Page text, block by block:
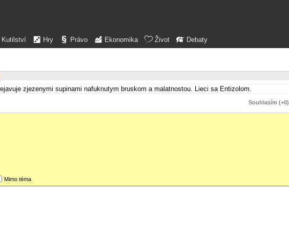
Kutilství Hry Právo Ekonomika Život Debaty
zjezenymi supinami nafuknutym bruskom a malatnostou. Lieci sa Entizolom.
Souhlasím (+0)
Mimo téma